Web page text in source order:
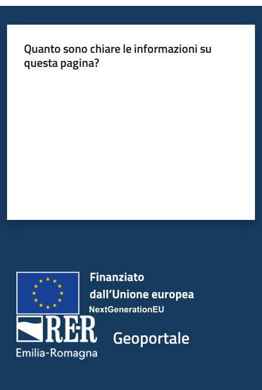
Quanto sono chiare le informazioni su
questa pagina?
Geoportale